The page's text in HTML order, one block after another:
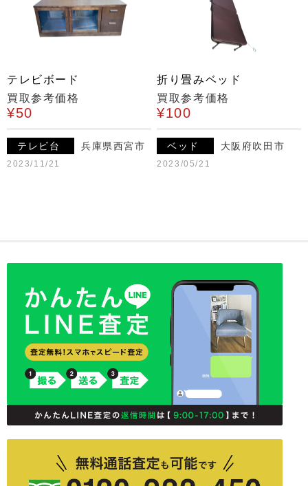
テレビボード
買取参考価格
¥50
テレビ台 兵庫県西宮市
2023/11/21
折り畳みベッド
買取参考価格
¥100
ベッド 大阪府吹田市
2023/05/21